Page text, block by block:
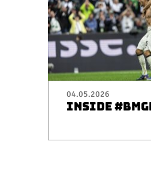
04.05.2026
INSIDE